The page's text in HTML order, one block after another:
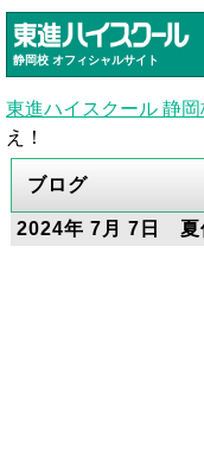
静岡校 オフィシャルサイト
東進ハイスクール 静岡
え！
ブログ
2024年 7月 7日 夏